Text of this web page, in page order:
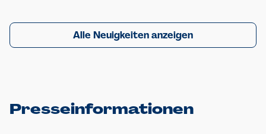
Alle Neuigkeiten anzeigen
Presseinformationen